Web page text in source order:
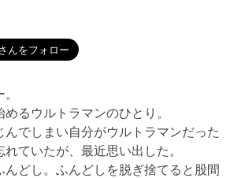
るウルトラマンのひとり。
んでしまい自分がウルトラマンだった
ていたが、最近思い出した。
んどし。ふんどしを脱ぎ捨てると股間